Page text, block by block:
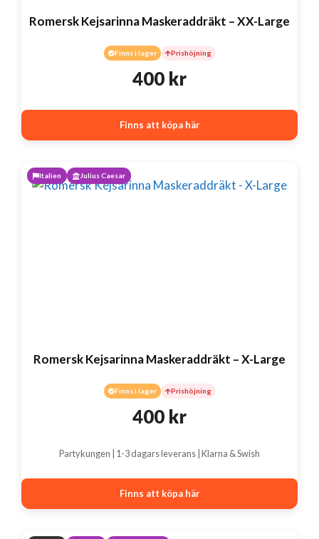
Romersk Kejsarinna Maskeraddräkt – XX-Large
Finns i lager Prishöjning
400 kr
Finns att köpa här
Italien Julius Caesar
Romersk Kejsarinna Maskeraddräkt – X-Large
Finns i lager Prishöjning
400 kr
Partykungen | 1-3 dagars leverans | Klarna & Swish
Finns att köpa här